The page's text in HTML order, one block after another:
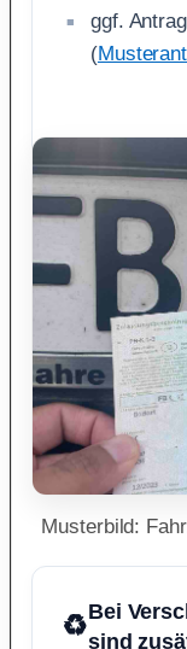
ggf.
(
Musterbild:
♻️Bei
sind